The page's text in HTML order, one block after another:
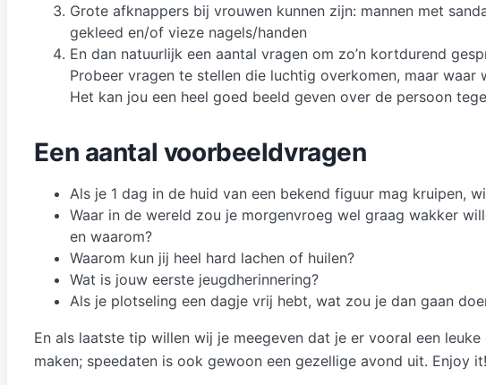
Grote afknappers bij vrouwen kunnen zijn: mannen met
gekleed en/of vieze nagels/handen
En dan natuurlijk een aantal vragen om zo’n kortdurend
Probeer vragen te stellen die luchtig overkomen, maar waar
Het kan jou een heel goed beeld geven over de persoon
Een aantal voorbeeldvragen
Als je 1 dag in de huid van een bekend figuur mag kruipen,
Waar in de wereld zou je morgenvroeg wel graag wakker
en waarom?
Waarom kun jij heel hard lachen of huilen?
Wat is jouw eerste jeugdherinnering?
Als je plotseling een dagje vrij hebt, wat zou je dan gaan
En als laatste tip willen wij je meegeven dat je er vooral een
maken; speedaten is ook gewoon een gezellige avond uit. Enjoy it!